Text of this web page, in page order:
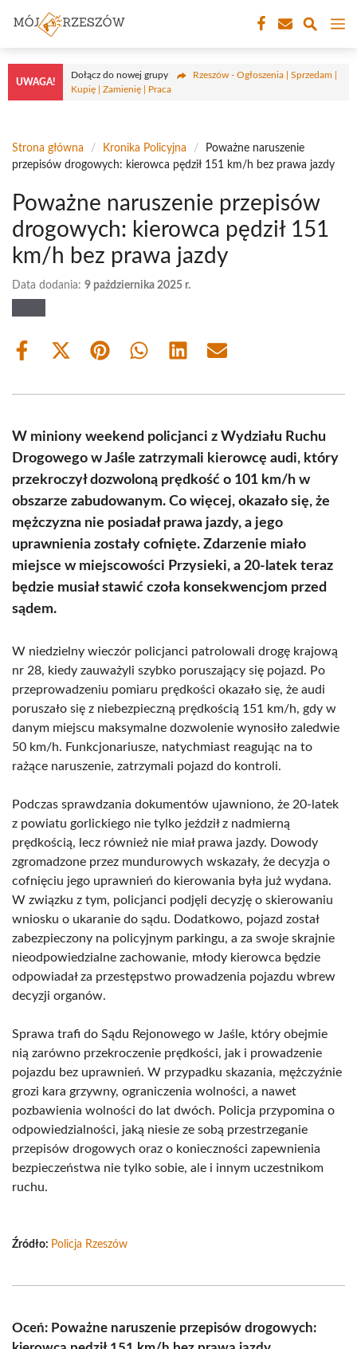
treści
UWAGA!
Dołącz do nowej grupy
Rzeszów - Ogłoszenia | Sprzedam |
Kupię | Zamienię | Praca
Strona główna / Kronika Policyjna /
Poważne naruszenie
przepisów drogowych: kierowca pędził 151 km/h bez prawa jazdy
Poważne naruszenie przepisów
drogowych: kierowca pędził 151
km/h bez prawa jazdy
Data dodania: 9 października 2025 r.
Share
Share
(Twitter)
Share Share Share Share
W miniony weekend policjanci z Wydziału Ruchu
Drogowego w Jaśle zatrzymali kierowcę audi, który
przekroczył dozwoloną prędkość o 101 km/h w
obszarze zabudowanym. Co więcej, okazało się, że
mężczyzna nie posiadał prawa jazdy, a jego
uprawnienia zostały cofnięte. Zdarzenie miało
miejsce w miejscowości Przysieki, a 20-latek teraz
będzie musiał stawić czoła konsekwencjom przed
sądem.
W niedzielny wieczór policjanci patrolowali drogę krajową
nr 28, kiedy zauważyli szybko poruszający się pojazd. Po
przeprowadzeniu pomiaru prędkości okazało się, że audi
poruszało się z niebezpieczną prędkością 151 km/h, gdy w
danym miejscu maksymalne dozwolenie wynosiło zaledwie
50 km/h. Funkcjonariusze, natychmiast reagując na to
rażące naruszenie, zatrzymali pojazd do kontroli.
Podczas sprawdzania dokumentów ujawniono, że 20-latek
z powiatu gorlickiego nie tylko jeździł z nadmierną
prędkością, lecz również nie miał prawa jazdy. Dowody
zgromadzone przez mundurowych wskazały, że decyzja o
cofnięciu jego uprawnień do kierowania była już wydana.
W związku z tym, policjanci podjęli decyzję o skierowaniu
wniosku o ukaranie do sądu. Dodatkowo, pojazd został
zabezpieczony na policyjnym parkingu, a za swoje skrajnie
nieodpowiedzialne zachowanie, młody kierowca będzie
odpowiadał za przestępstwo prowadzenia pojazdu wbrew
decyzji organów.
Sprawa trafi do Sądu Rejonowego w Jaśle, który obejmie
nią zarówno przekroczenie prędkości, jak i prowadzenie
pojazdu bez uprawnień. W przypadku skazania, mężczyźnie
grozi kara grzywny, ograniczenia wolności, a nawet
pozbawienia wolności do lat dwóch. Policja przypomina o
odpowiedzialności, jaką niesie ze sobą przestrzeganie
przepisów drogowych oraz o konieczności zapewnienia
bezpieczeństwa nie tylko sobie, ale i innym uczestnikom
ruchu.
Źródło: Policja Rzeszów
Oceń: Poważne naruszenie przepisów drogowych: